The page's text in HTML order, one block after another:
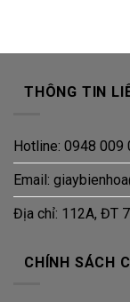
THÔNG TIN
Hotline: 0948 009
Email:
Địa chỉ: 112A, ĐT
CHÍNH SÁCH